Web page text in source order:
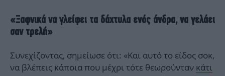
«Ξαφνικά να γλείφει τα δάχτυλα ενός άνδρα, να γελάει
σαν τρελή»
Συνεχίζοντας, σημείωσε ότι: «Και αυτό το είδος σοκ,
να βλέπεις κάποια που μέχρι τότε θεωρούνταν κάτι